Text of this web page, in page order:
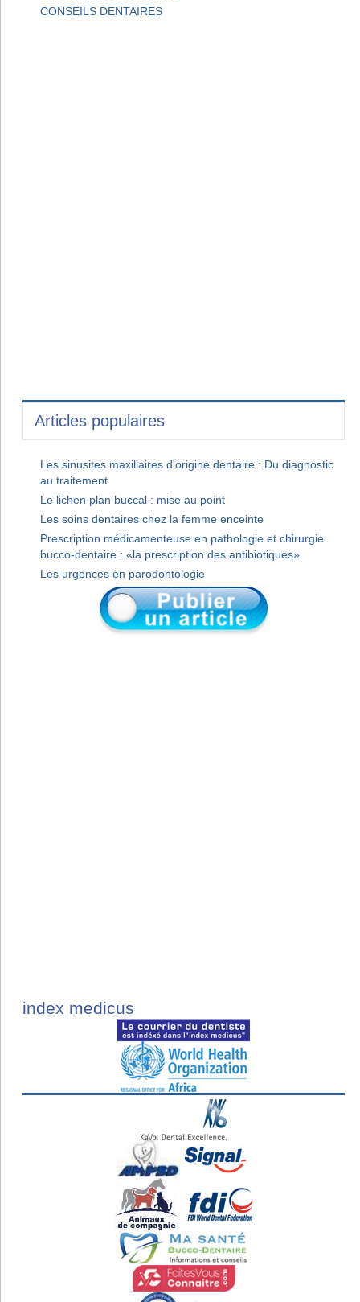
CONSEILS DENTAIRES
Articles populaires
Les sinusites maxillaires d'origine dentaire : Du diagnostic
au traitement
Le lichen plan buccal : mise au point
Les soins dentaires chez la femme enceinte
Prescription médicamenteuse en pathologie et chirurgie
bucco-dentaire : «la prescription des antibiotiques»
Les urgences en parodontologie
index medicus